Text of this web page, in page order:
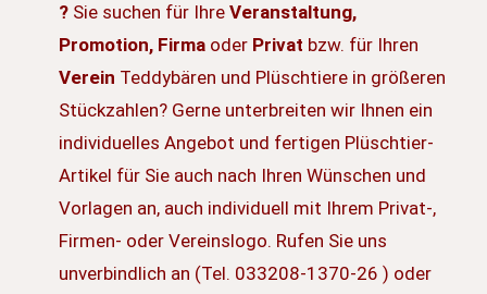
? Sie suchen für Ihre Veranstaltung,
Promotion, Firma oder Privat bzw. für Ihren
Verein Teddybären und Plüschtiere in größeren
Stückzahlen? Gerne unterbreiten wir Ihnen ein
individuelles Angebot und fertigen Plüschtier-
Artikel für Sie auch nach Ihren Wünschen und
Vorlagen an, auch individuell mit Ihrem Privat-,
Firmen- oder Vereinslogo. Rufen Sie uns
unverbindlich an (Tel. 033208-1370-26 ) oder